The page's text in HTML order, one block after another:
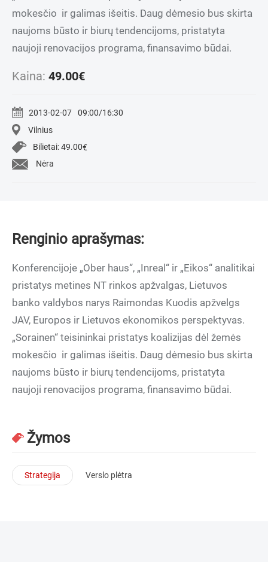
mokesčio ir galimas išeitis. Daug dėmesio bus skirta
naujoms būsto ir biurų tendencijoms, pristatyta
naujoji renovacijos programa, finansavimo būdai.
Kaina: 49.00€
2013-02-07
09:00/16:30
Vilnius
Bilietai:49.00€
Nėra
Renginio aprašymas:
Konferencijoje „Ober haus“, „Inreal“ ir „Eikos“ analitikai
pristatys metines NT rinkos apžvalgas, Lietuvos
banko valdybos narys Raimondas Kuodis apžvelgs
JAV, Europos ir Lietuvos ekonomikos perspektyvas.
„Sorainen“ teisininkai pristatys koalizijas dėl žemės
mokesčio ir galimas išeitis. Daug dėmesio bus skirta
naujoms būsto ir biurų tendencijoms, pristatyta
naujoji renovacijos programa, finansavimo būdai.
Žymos
Strategija Verslo plėtra